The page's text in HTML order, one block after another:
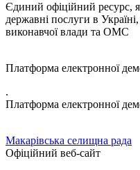
Єдиний офіційний ресурс,
державні послуги в
виконавчої влади та ОМС
Платформа електронної
.
Платформа електронної
Макарівська селищна рада
Офіційний веб-сайт